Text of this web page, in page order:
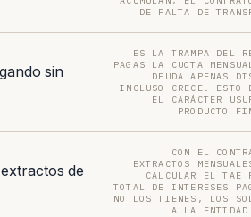
DE FALTA DE
sin
ES LA TRAMPA DEL
PAGAS LA CUOTA
DEUDA APENAS
INCLUSO CRECE. ESTO
EL CARÁCTER
PRODUCTO
de
CON EL
EXTRACTOS
CALCULAR EL TAE
TOTAL DE INTERESES
NO LOS TIENES, LOS
A LA ENTIDAD